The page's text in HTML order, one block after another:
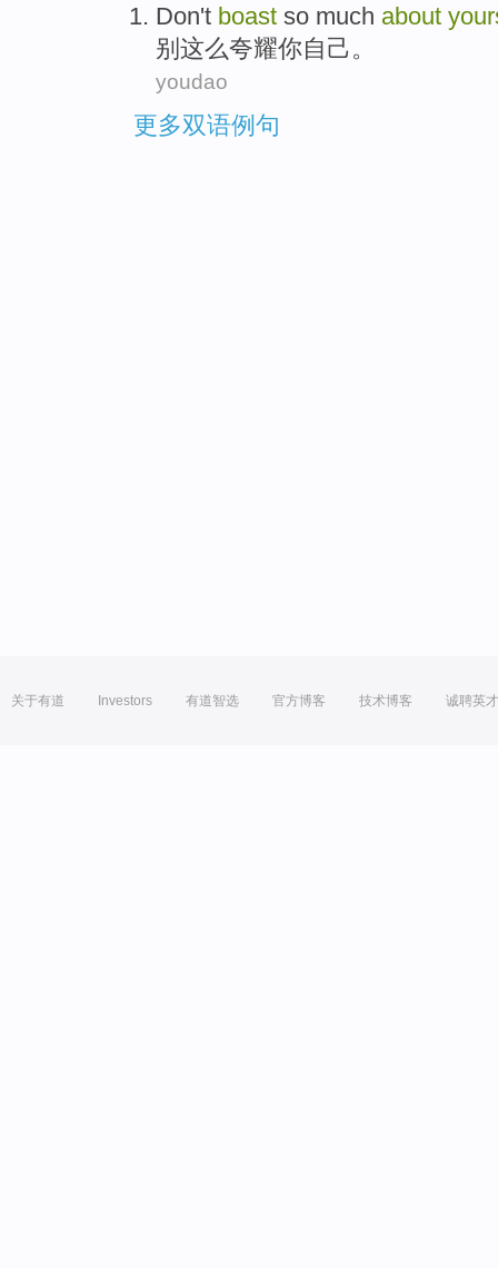
Don't boast so much about
别 这么夸耀你自己。
youdao
更多双语例句
关于有道 Investors 有道智选 官方博客 技术博客 诚聘英才